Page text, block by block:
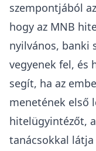
szempontjából
hogy az MNB
nyilvános, banki
vegyenek fel, és
segít, ha az
menetének első
hitelügyintézőt,
tanácsokkal látja